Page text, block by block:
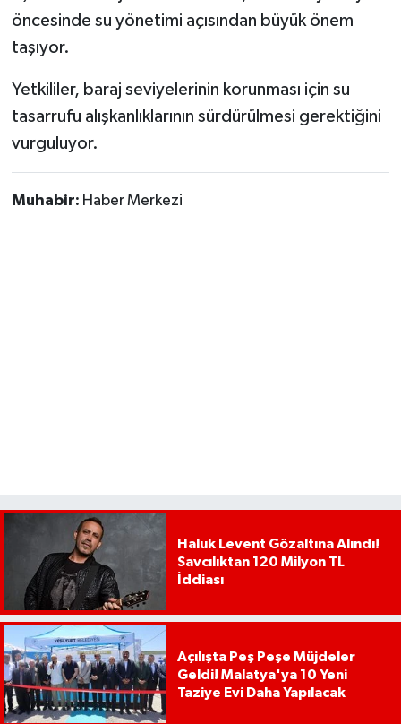
öncesinde su yönetimi açısından büyük önem
taşıyor.
Yetkililer, baraj seviyelerinin korunması için su
tasarrufu alışkanlıklarının sürdürülmesi gerektiğini
vurguluyor.
Muhabir: Haber Merkezi
Haluk Levent Gözaltına Alındı!
Savcılıktan 120 Milyon TL
İddiası
Açılışta Peş Peşe Müjdeler
Geldi! Malatya'ya 10 Yeni
Taziye Evi Daha Yapılacak